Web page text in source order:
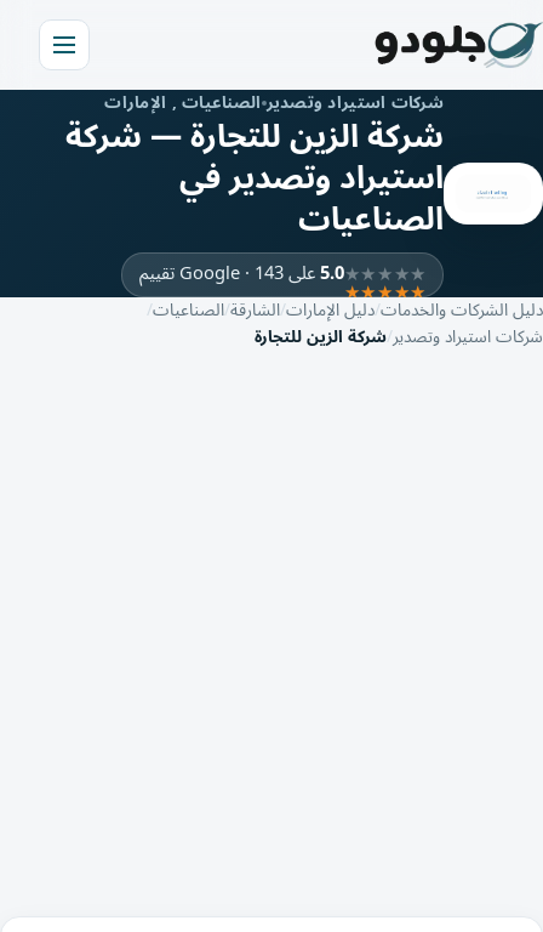
شركات استيراد وتصديرالصناعيات , الإمارات
شركة الزين للتجارة — شركة
استيراد وتصدير في
الصناعيات
5.0على Google · 143 تقييم
دليل الشركات والخدماتدليل الإماراتالشارقةالصناعيات
شركات استيراد وتصديرشركة الزين للتجارة